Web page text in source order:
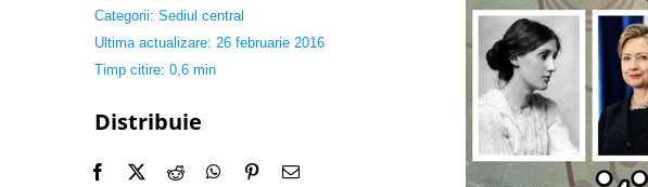
Categorii: Sediul central
Ultima actualizare: 26 februarie 2016
Timp citire: 0,6 min
Distribuie